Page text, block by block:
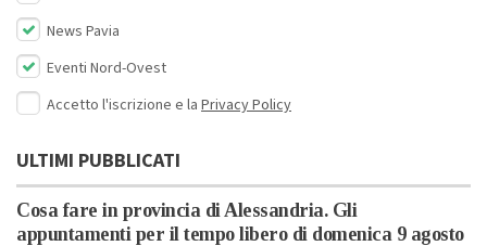
News Pavia
Eventi Nord-Ovest
Accetto l'iscrizione e la Privacy Policy
ULTIMI PUBBLICATI
Cosa fare in provincia di Alessandria. Gli
appuntamenti per il tempo libero di domenica 9 agosto